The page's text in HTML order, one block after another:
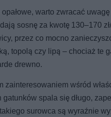
warto zwracać
sosnę za kwotę 130–170
przez co mocno
topolą czy lipą – chociaż te
drewno.
zainteresowaniem wśród
gatunków spala się długo,
surowca są wyraźnie